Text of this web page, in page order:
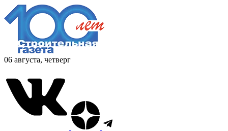
06 августа, четверг